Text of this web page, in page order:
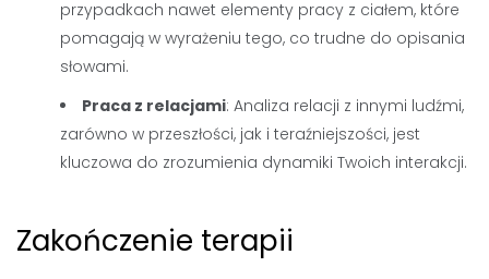
przypadkach nawet elementy pracy z ciałem, które
pomagają w wyrażeniu tego, co trudne do opisania
słowami.
Praca z relacjami: Analiza relacji z innymi ludźmi,
zarówno w przeszłości, jak i teraźniejszości, jest
kluczowa do zrozumienia dynamiki Twoich interakcji.
Zakończenie terapii